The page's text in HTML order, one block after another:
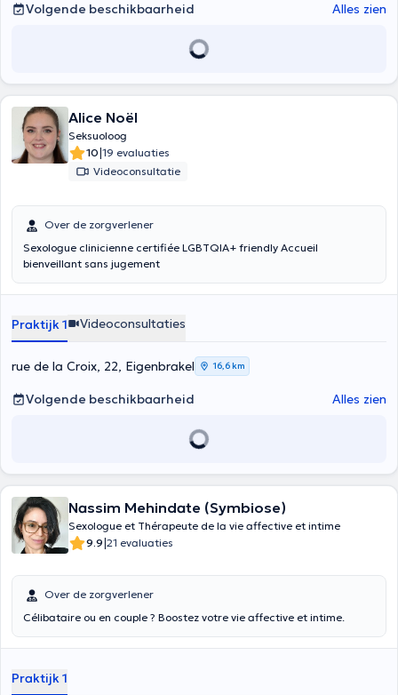
Volgende beschikbaarheid Alles zien
Alice Noël
Seksuoloog
10|19 evaluaties
Videoconsultatie
Over de zorgverlener
Sexologue clinicienne certifiée LGBTQIA+ friendly Accueil
bienveillant sans jugement
Praktijk 1 Videoconsultaties
rue de la Croix, 22, Eigenbrakel 16,6 km
Volgende beschikbaarheid Alles zien
Nassim Mehindate (Symbiose)
Sexologue et Thérapeute de la vie affective et intime
9.9|21 evaluaties
Over de zorgverlener
Célibataire ou en couple ? Boostez votre vie affective et intime.
Praktijk 1